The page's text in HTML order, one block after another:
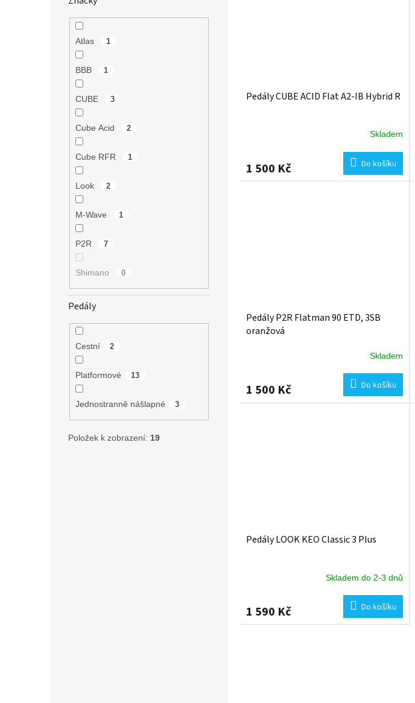
Atlas 1
BBB 1
CUBE 3
Cube Acid 2
Cube RFR 1
Look 2
M-Wave 1
P2R 7
Shimano 0
Pedály
Cestní 2
Platformové 13
Jednostranně nášlapné 3
Položek k zobrazení: 19
Pedály CUBE ACID Flat A2-IB Hybrid R
Skladem
1 500 Kč Do košíku
Pedály P2R Flatman 90 ETD, 3SB
oranžová
Skladem
1 500 Kč Do košíku
Pedály LOOK KEO Classic 3 Plus
Skladem do 2-3 dnů
1 590 Kč Do košíku